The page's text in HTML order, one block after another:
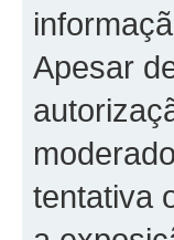
Apesar
tentativa